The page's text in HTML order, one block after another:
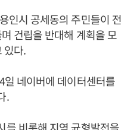
인시 공세동의 주민들이 전
건립을 반대해 계획을 모
있다.
네이버에 데이터센터를
.